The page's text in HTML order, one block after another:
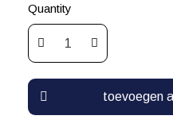
Quantity
toevoegen